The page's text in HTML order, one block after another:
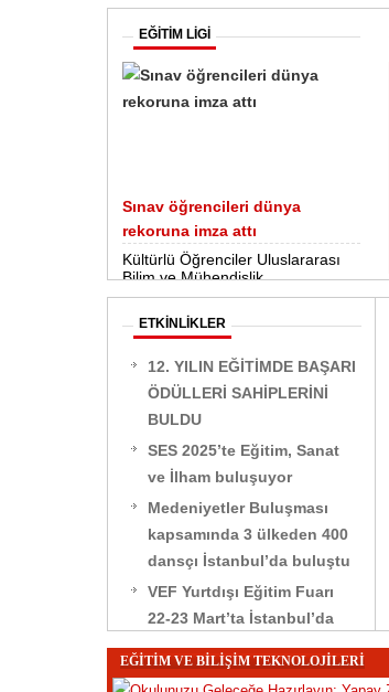
EĞİTİM LİGİ
Sınav öğrencileri dünya
rekoruna imza attı
Kültürlü Öğrenciler Uluslararası
Bilim ve Mühendislik
Yarışması'nda Türkiye'yi temsil
edecek
ETKİNLİKLER
12. YILIN EĞİTİMDE BAŞARI
ÖDÜLLERİ SAHİPLERİNİ
BULDU
SES 2025’te Eğitim, Sanat
ve İlham buluşuyor
Medeniyetler Buluşması
kapsamında 3 ülkeden 400
dansçı İstanbul’da buluştu
VEF Yurtdışı Eğitim Fuarı
22-23 Mart’ta İstanbul’da
VEF Yurtdışı Eğitim Fuarı
20. kez kapılarını açıyor
EĞİTİM VE BİLİŞİM TEKNOLOJİLERİ